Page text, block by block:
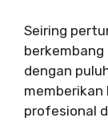
Seiring
dengan
memberikan
profesional